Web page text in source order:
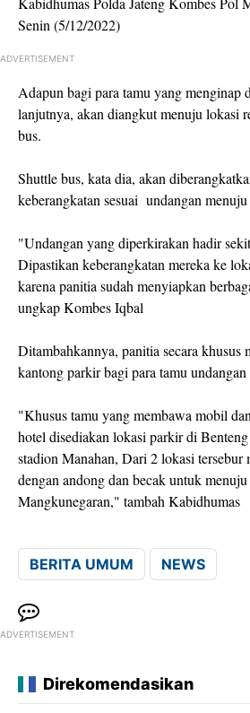
Senin (5/12/2022)
ADVERTISEMENT
Adapun bagi para tamu yang menginap
lanjutnya, akan diangkut menuju lokasi
bus.
Shuttle bus, kata dia, akan
keberangkatan sesuai undangan
"Undangan yang diperkirakan hadir
Dipastikan keberangkatan mereka ke
karena panitia sudah menyiapkan
ungkap Kombes Iqbal
Ditambahkannya, panitia secara khusus
kantong parkir bagi para tamu undangan
"Khusus tamu yang membawa mobil
hotel disediakan lokasi parkir di
stadion Manahan, Dari 2 lokasi
dengan andong dan becak untuk
Mangkunegaran," tambah Kabidhumas
BERITA UMUM NEWS
ADVERTISEMENT
Direkomendasikan